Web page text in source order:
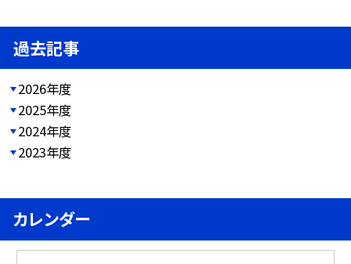
過去記事
2026年度
2025年度
2024年度
2023年度
カレンダー